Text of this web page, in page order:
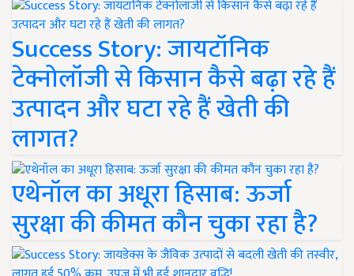
Success Story: जायटॉनिक
टेक्नोलॉजी से किसान कैसे बढ़ा रहे हैं
उत्पादन और घटा रहे हैं खेती की
लागत?
एथेनॉल का अधूरा हिसाब: ऊर्जा
सुरक्षा की कीमत कौन चुका रहा है?